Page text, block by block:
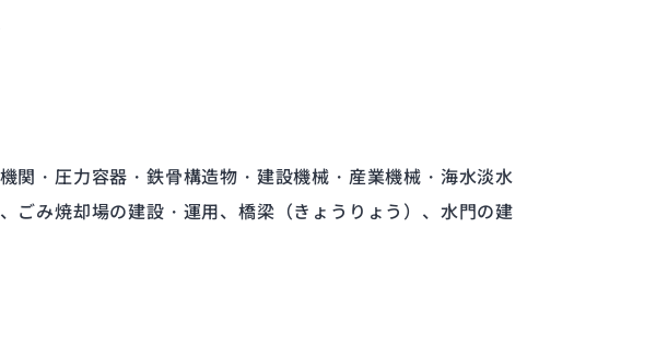
関・圧力容器・鉄骨構造物・建設機械・産業機械・海水淡水
ごみ焼却場の建設・運用、橋梁（きょうりょう）、水門の建